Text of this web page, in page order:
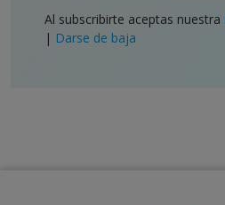
Al subscribirte aceptas nuestra
| Darse de baja